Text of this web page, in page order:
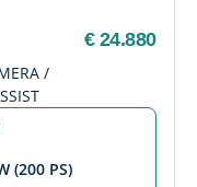
€ 24.880
/
(200 PS)